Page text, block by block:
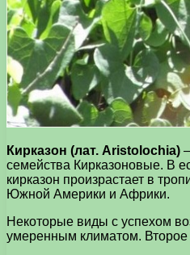
Кирказон (лат. Aristolochia)
семейства Кирказоновые. В
кирказон произрастает в
Южной Америки и Африки.
Некоторые виды с успехом
умеренным климатом.